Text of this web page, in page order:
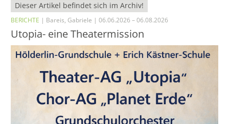
Dieser Artikel befindet sich im Archiv!
BERICHTE | Bareis, Gabriele | 06.06.2026 – 06.08.2026
Utopia- eine Theatermission